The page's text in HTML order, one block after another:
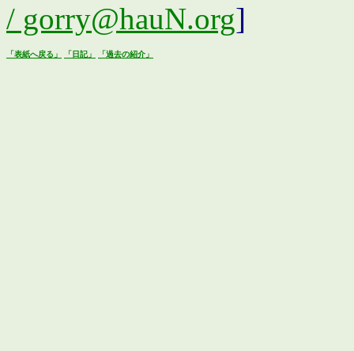
/ gorry@hauN.org]
「表紙へ戻る」 「日記」 「過去の紹介」